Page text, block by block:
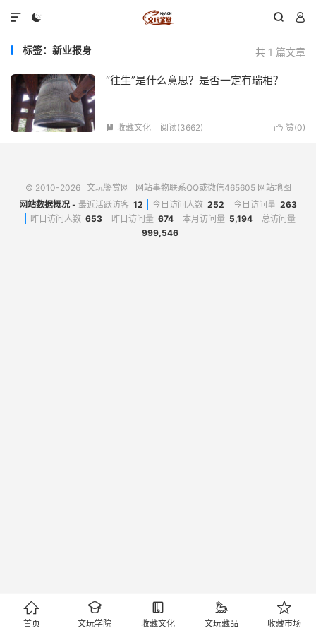
  

共 1 篇文章
标签：新业报身
“往生”是什么意思？是否一定有瑞相？
 赞(0)
 收藏文化 阅读(3662)
© 2010-2026 文玩鉴赏网 网站事物联系QQ或微信465605 网站地图
网站数据概况 - 最近活跃访客 12 今日访问人数 252 今日访问量 263
昨日访问人数 653 昨日访问量 674 本月访问量 5,194
总访问量
999,546

首页

文玩学院

收藏文化

文玩藏品

收藏市场